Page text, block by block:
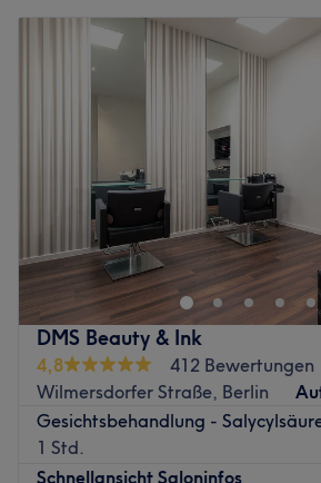
DMS Beauty & Ink
4,8
412 Bewertungen
Wilmersdorfer Straße, Berlin
Gesichtsbehandlung -
1 Std.
Schnellansicht Saloninfos